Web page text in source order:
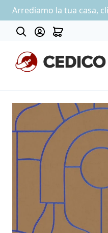
Arrediamo la tua casa,
COLLEZIONE CARTA DA